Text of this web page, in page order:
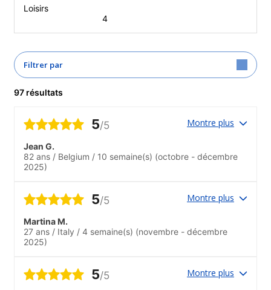
Loisirs
4
Filtrer par
97 résultats
5/5 Montre plus
Jean G.
82 ans / Belgium / 10 semaine(s) (octobre - décembre
2025)
5/5 Montre plus
Martina M.
27 ans / Italy / 4 semaine(s) (novembre - décembre
2025)
5/5 Montre plus